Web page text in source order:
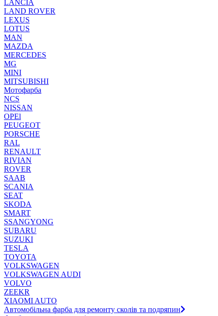
LANCIA
LAND ROVER
LEXUS
LOTUS
MAN
MAZDA
MERCEDES
MG
MINI
MITSUBISHI
Мотофарба
NCS
NISSAN
OPEl
PEUGEOT
PORSCHE
RAL
RENAULT
RIVIAN
ROVER
SAAB
SCANIA
SEAT
SKODA
SMART
SSANGYONG
SUBARU
SUZUKI
TESLA
TOYOTA
VOLKSWAGEN
VOLKSWAGEN AUDI
VOLVO
ZEEKR
XIAOMI AUTO
Автомобільна фарба для ремонту сколів та подряпин